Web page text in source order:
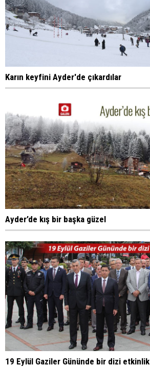
Karın keyfini Ayder'de çıkardılar
Ayder’de kış bir başka güzel
19 Eylül Gaziler Gününde bir dizi etkinlik